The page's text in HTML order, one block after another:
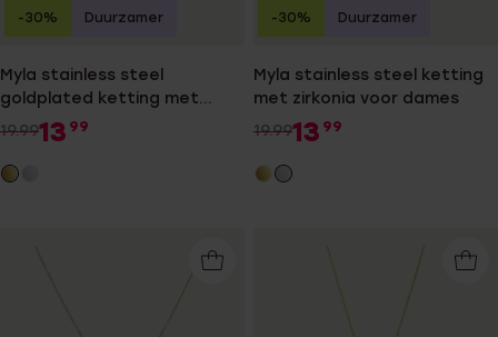
Myla stainless steel
goldplated ketting met
zirkonia voor dames
19.9913 99
-30% Duurzamer
Myla stainless steel ketting
met zirkonia voor dames
19.9913 99
-30% Duurzamer